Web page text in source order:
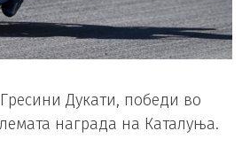
Дукати, победи во
награда на Каталуња.